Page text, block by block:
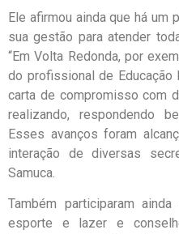
Ele afirmou ainda que há um
sua gestão para atender
“Em Volta Redonda, por
do profissional de
carta de compromisso com
realizando, respondendo
Esses avanços foram
interação de diversas
Samuca.
Também participaram
esporte e lazer e